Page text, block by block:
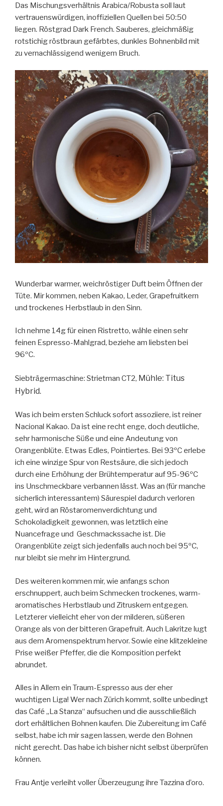
Das Mischungsverhältnis Arabica/Robusta soll laut
vertrauenswürdigen, inoffiziellen Quellen bei 50:50
liegen. Röstgrad Dark French. Sauberes, gleichmäßig
rotstichig röstbraun gefärbtes, dunkles Bohnenbild mit
zu vernachlässigend wenigem Bruch.
Wunderbar warmer, weichröstiger Duft beim Öffnen der
Tüte. Mir kommen, neben Kakao, Leder, Grapefruitkern
und trockenes Herbstlaub in den Sinn.
Ich nehme 14g für einen Ristretto, wähle einen sehr
feinen Espresso-Mahlgrad, beziehe am liebsten bei
96ºC.
Siebträgermaschine: Strietman CT2, Mühle: Titus
Hybrid.
Was ich beim ersten Schluck sofort assoziiere, ist reiner
Nacional Kakao. Da ist eine recht enge, doch deutliche,
sehr harmonische Süße und eine Andeutung von
Orangenblüte. Etwas Edles, Pointiertes. Bei 93ºC erlebe
ich eine winzige Spur von Restsäure, die sich jedoch
durch eine Erhöhung der Brühtemperatur auf 95-96ºC
ins Unschmeckbare verbannen lässt. Was an (für manche
sicherlich interessantem) Säurespiel dadurch verloren
geht, wird an Röstaromenverdichtung und
Schokoladigkeit gewonnen, was letztlich eine
Nuancefrage und Geschmackssache ist. Die
Orangenblüte zeigt sich jedenfalls auch noch bei 95ºC,
nur bleibt sie mehr im Hintergrund.
Des weiteren kommen mir, wie anfangs schon
erschnuppert, auch beim Schmecken trockenes, warm-
aromatisches Herbstlaub und Zitruskern entgegen.
Letzterer vielleicht eher von der milderen, süßeren
Orange als von der bitteren Grapefruit. Auch Lakritze lugt
aus dem Aromenspektrum hervor. Sowie eine klitzekleine
Prise weißer Pfeffer, die die Komposition perfekt
abrundet.
Alles in Allem ein Traum-Espresso aus der eher
wuchtigen Liga! Wer nach Zürich kommt, sollte unbedingt
das Café „La Stanza“ aufsuchen und die ausschließlich
dort erhältlichen Bohnen kaufen. Die Zubereitung im Café
selbst, habe ich mir sagen lassen, werde den Bohnen
nicht gerecht. Das habe ich bisher nicht selbst überprüfen
können.
Frau Antje verleiht voller Überzeugung ihre Tazzina d’oro.